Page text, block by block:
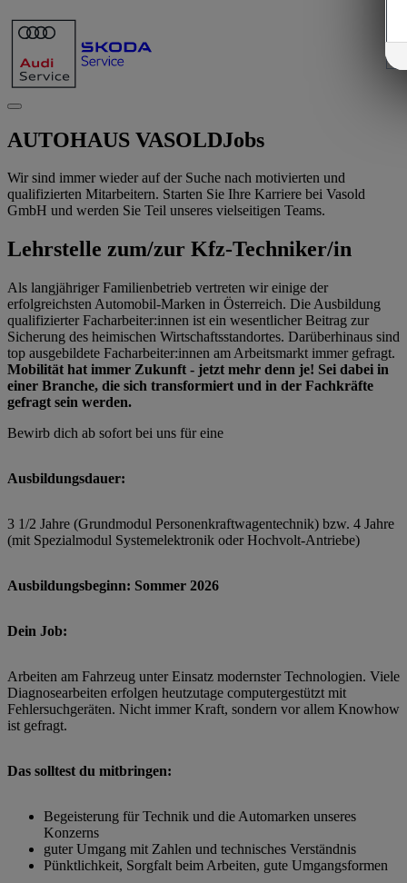
AUTOHAUS VASOLDJobs
Wir sind immer wieder auf der Suche nach motivierten und
qualifizierten Mitarbeitern. Starten Sie Ihre Karriere bei Vasold
GmbH und werden Sie Teil unseres vielseitigen Teams.
Lehrstelle zum/zur Kfz-Techniker/in
Als langjähriger Familienbetrieb vertreten wir einige der
erfolgreichsten Automobil-Marken in Österreich. Die Ausbildung
qualifizierter Facharbeiter:innen ist ein wesentlicher Beitrag zur
Sicherung des heimischen Wirtschaftsstandortes. Darüberhinaus sind
top ausgebildete Facharbeiter:innen am Arbeitsmarkt immer gefragt.
Mobilität hat immer Zukunft - jetzt mehr denn je! Sei dabei in
einer Branche, die sich transformiert und in der Fachkräfte
gefragt sein werden.
Bewirb dich ab sofort bei uns für eine
Ausbildungsdauer:
3 1/2 Jahre (Grundmodul Personenkraftwagentechnik) bzw. 4 Jahre
(mit Spezialmodul Systemelektronik oder Hochvolt-Antriebe)
Ausbildungsbeginn: Sommer 2026
Dein Job:
Arbeiten am Fahrzeug unter Einsatz modernster Technologien. Viele
Diagnosearbeiten erfolgen heutzutage computergestützt mit
Fehlersuchgeräten. Nicht immer Kraft, sondern vor allem Knowhow
ist gefragt.
Das solltest du mitbringen:
Begeisterung für Technik und die Automarken unseres
Konzerns
guter Umgang mit Zahlen und technisches Verständnis
Pünktlichkeit, Sorgfalt beim Arbeiten, gute Umgangsformen